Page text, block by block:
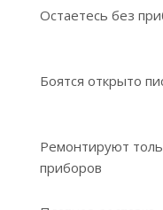
Остаетесь без
Боятся открыто
Ремонтируют
приборов